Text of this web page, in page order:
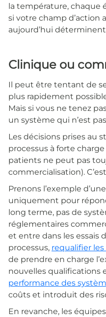
la température, chaque
si votre champ d’action
aujourd’hui
Clinique ou
Il peut être tentant de
plus rapidement
Mais si vous ne tenez
un système qui n’est
Les décisions prises au
processus à forte
patients ne peut pas
commercialisation).
Prenons l’exemple
uniquement pour
long terme, pas de
réglementaires
et entre dans les essais
processus, requalifier
de prendre en charge
nouvelles qualifications
performance des
coûts et introduit des
En revanche, les